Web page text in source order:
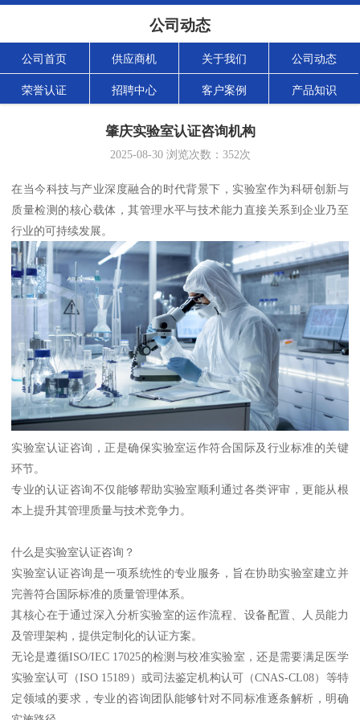
公司动态
公司首页 供应商机 关于我们 公司动态
荣誉认证 招聘中心 客户案例 产品知识
肇庆实验室认证咨询机构
2025-08-30浏览次数： 352次
在当今科技与产业深度融合的时代背景下，实验室作为科研创新与
质量检测的核心载体，其管理水平与技术能力直接关系到企业乃至
行业的可持续发展。
实验室认证咨询，正是确保实验室运作符合国际及行业标准的关键
环节。
专业的认证咨询不仅能够帮助实验室顺利通过各类评审，更能从根
本上提升其管理质量与技术竞争力。
什么是实验室认证咨询？
实验室认证咨询是一项系统性的专业服务，旨在协助实验室建立并
完善符合国际标准的质量管理体系。
其核心在于通过深入分析实验室的运作流程、设备配置、人员能力
及管理架构，提供定制化的认证方案。
无论是遵循ISO/IEC 17025的检测与校准实验室，还是需要满足医学
实验室认可（ISO 15189）或司法鉴定机构认可（CNAS-CL08）等特
定领域的要求，专业的咨询团队能够针对不同标准逐条解析，明确